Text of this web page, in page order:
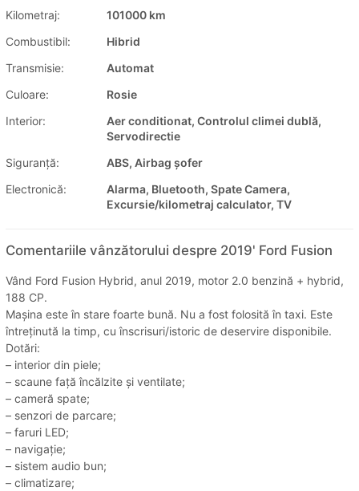
Kilometraj:
101000 km
Combustibil:
Hibrid
Transmisie:
Automat
Culoare:
Rosie
Interior:
Aer conditionat, Controlul climei dublă,
Servodirectie
Siguranţă:
ABS, Airbag șofer
Electronică:
Alarma, Bluetooth, Spate Camera,
Excursie/kilometraj calculator, TV
Comentariile vânzătorului despre 2019' Ford Fusion
Vând Ford Fusion Hybrid, anul 2019, motor 2.0 benzină + hybrid,
188 CP.
Mașina este în stare foarte bună. Nu a fost folosită în taxi. Este
întreținută la timp, cu înscrisuri/istoric de deservire disponibile.
Dotări:
– interior din piele;
– scaune față încălzite și ventilate;
– cameră spate;
– senzori de parcare;
– faruri LED;
– navigație;
– sistem audio bun;
– climatizare;